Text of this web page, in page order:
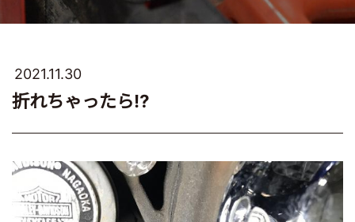
2021.11.30
折れちゃったら⁉️